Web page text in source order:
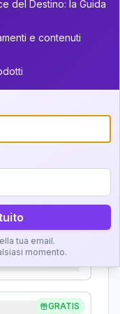
e
definizione e
GRATIS
del Destino: la Guida
e contenuti
tua email.
momento.